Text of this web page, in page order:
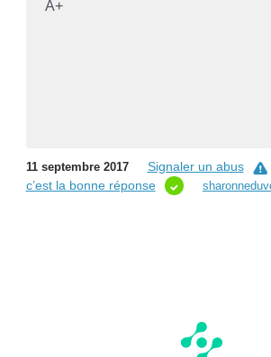
A+
11 septembre 2017
Signaler un abus
c’est la bonne réponse